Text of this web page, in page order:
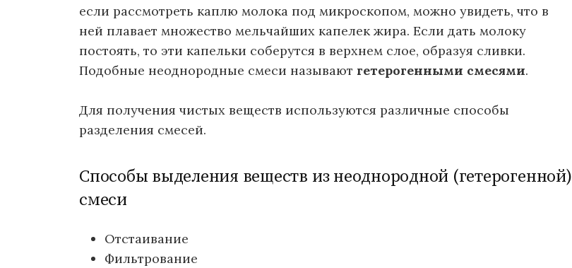
если рассмотреть каплю молока под микроскопом, можно увидеть, что в
ней плавает множество мельчайших капелек жира. Если дать молоку
постоять, то эти капельки соберутся в верхнем слое, образуя сливки.
Подобные неоднородные смеси называют гетерогенными смесями.
Для получения чистых веществ используются различные способы
разделения смесей.
Способы выделения веществ из неоднородной (гетерогенной)
смеси
Отстаивание
Фильтрование